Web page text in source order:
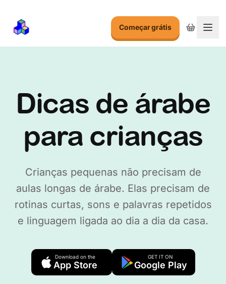
Começar grátis
Dicas de árabe
para crianças
Crianças pequenas não precisam de
aulas longas de árabe. Elas precisam de
rotinas curtas, sons e palavras repetidos
e linguagem ligada ao dia a dia da casa.
Download on the
App Store
GET IT ON
Google Play